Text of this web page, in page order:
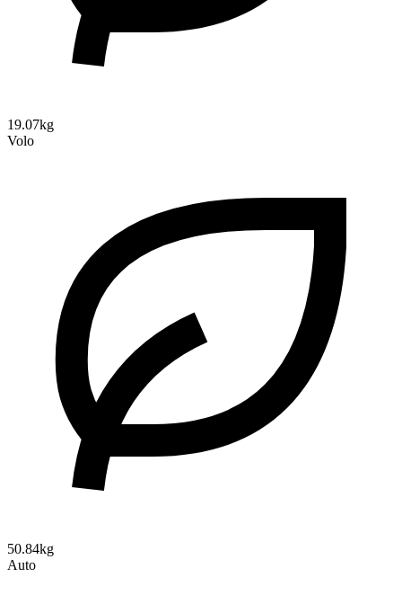
19.07kg
Volo
50.84kg
Auto